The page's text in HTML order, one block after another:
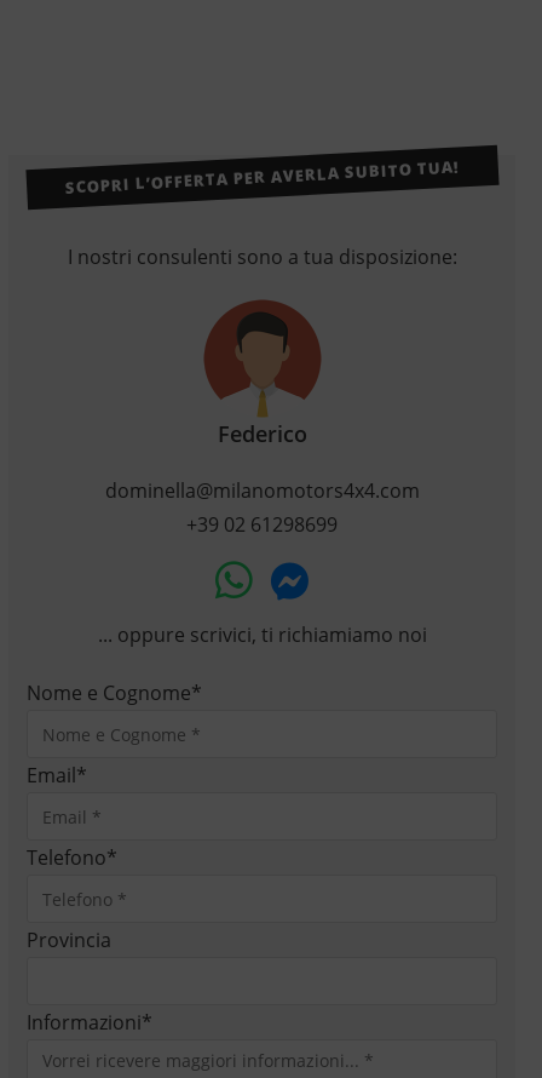
SCOPRI L’OFFERTA PER AVERLA SUBITO TUA!
I nostri consulenti sono a tua disposizione:
Federico
dominella@milanomotors4x4.com
+39 02 61298699
... oppure scrivici, ti richiamiamo noi
Nome e Cognome*
Email*
Telefono*
Provincia
Informazioni*